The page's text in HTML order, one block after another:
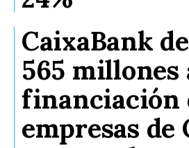
CaixaBank
565 millones
financiación
empresas